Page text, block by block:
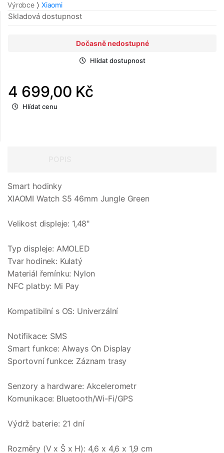
Výrobce Xiaomi
Skladová dostupnost
Dočasně nedostupné
Hlídat dostupnost
4 699,00 Kč
Hlídat cenu
Smart hodinky
XIAOMI Watch S5 46mm Jungle Green
Velikost displeje: 1,48"
Typ displeje: AMOLED
Tvar hodinek: Kulatý
Materiál řemínku: Nylon
NFC platby: Mi Pay
Kompatibilní s OS: Univerzální
Notifikace: SMS
Smart funkce: Always On Display
Sportovní funkce: Záznam trasy
Senzory a hardware: Akcelerometr
Komunikace: Bluetooth/Wi-Fi/GPS
Výdrž baterie: 21 dní
Rozměry (V x Š x H): 4,6 x 4,6 x 1,9 cm